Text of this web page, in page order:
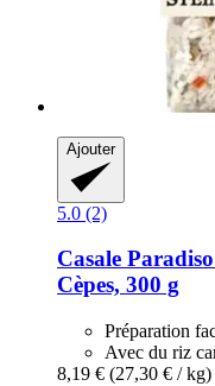
Ajouter
5.0 (2)
Casale Paradiso
Cèpes, 300 g
Préparation
Avec du riz
8,19 € (27,30 € / kg)